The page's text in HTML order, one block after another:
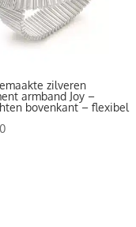
zilveren
armband Joy –
bovenkant – flexibel